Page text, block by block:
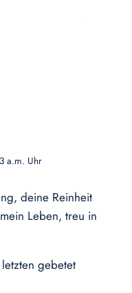
a.m. Uhr
deine Reinheit
Leben, treu in
gebetet